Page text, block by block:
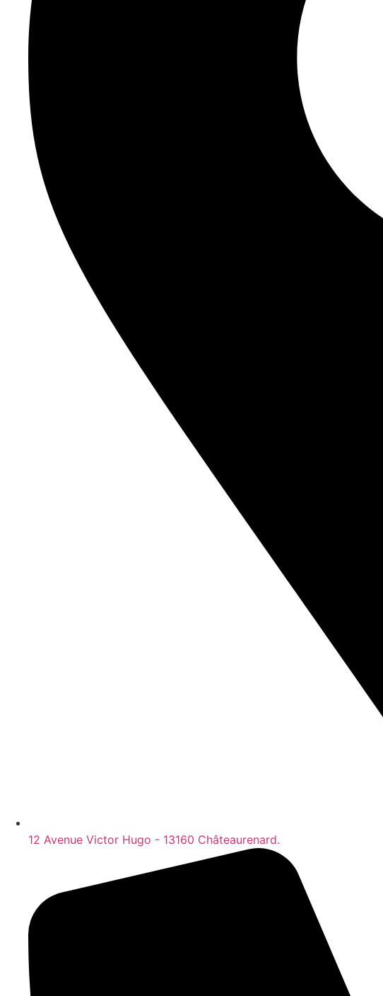
12 Avenue Victor Hugo - 13160 Châteaurenard.